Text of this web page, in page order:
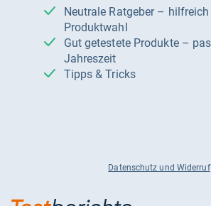
Neutrale Ratgeber – hilfreich für Ihre
Produktwahl
Gut getestete Produkte – passend zur
Jahreszeit
Tipps & Tricks
Datenschutz und Widerruf